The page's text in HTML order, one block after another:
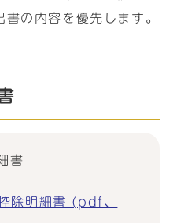
の内容を優先します。
書
除明細書 (pdf、